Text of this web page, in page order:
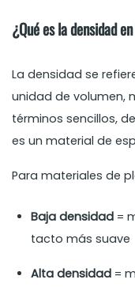
¿Qué es la densidad
La densidad se
unidad de volumen,
términos sencillos,
es un material de
Para materiales de
Baja densidad =
tacto más suave
Alta densidad =